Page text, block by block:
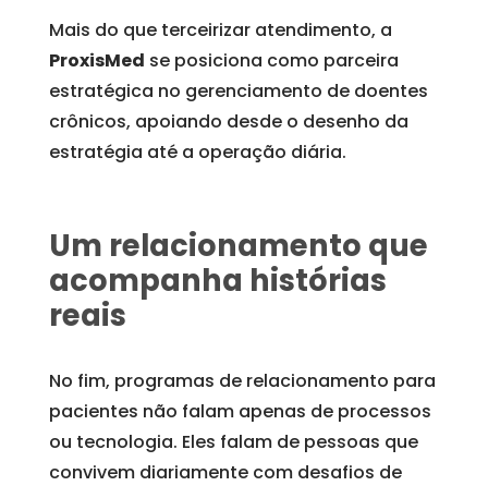
Mais do que terceirizar atendimento, a
ProxisMed se posiciona como parceira
estratégica no gerenciamento de doentes
crônicos, apoiando desde o desenho da
estratégia até a operação diária.
Um relacionamento que
acompanha histórias
reais
No fim, programas de relacionamento para
pacientes não falam apenas de processos
ou tecnologia. Eles falam de pessoas que
convivem diariamente com desafios de